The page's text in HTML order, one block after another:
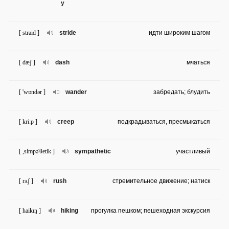
y
stride
[ straid ] идти широким шагом
dash
[ dæʃ ] мчаться
wander
[ 'wɒndər ] забредать; блудить
creep
[ kri:p ] подкрадываться, пресмыкаться
sympathetic
[ ,simpə'θetik ] участливый
rush
[ rʌʃ ] стремительное движение; натиск
hiking
[ haikɪŋ ] прогулка пешком; пешеходная экскурсия